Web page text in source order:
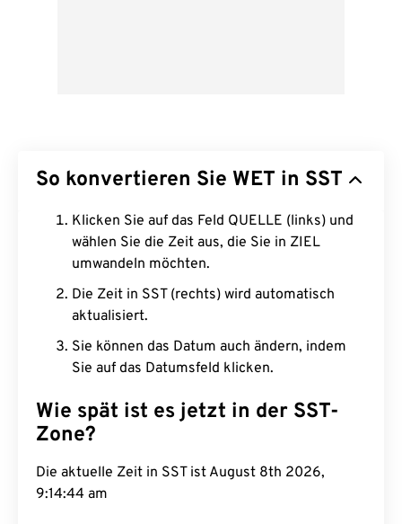
So konvertieren Sie WET in SST
Klicken Sie auf das Feld QUELLE (links) und
wählen Sie die Zeit aus, die Sie in ZIEL
umwandeln möchten.
Die Zeit in SST (rechts) wird automatisch
aktualisiert.
Sie können das Datum auch ändern, indem
Sie auf das Datumsfeld klicken.
Wie spät ist es jetzt in der SST-
Zone?
Die aktuelle Zeit in SST ist August 8th 2026,
9:14:45 am